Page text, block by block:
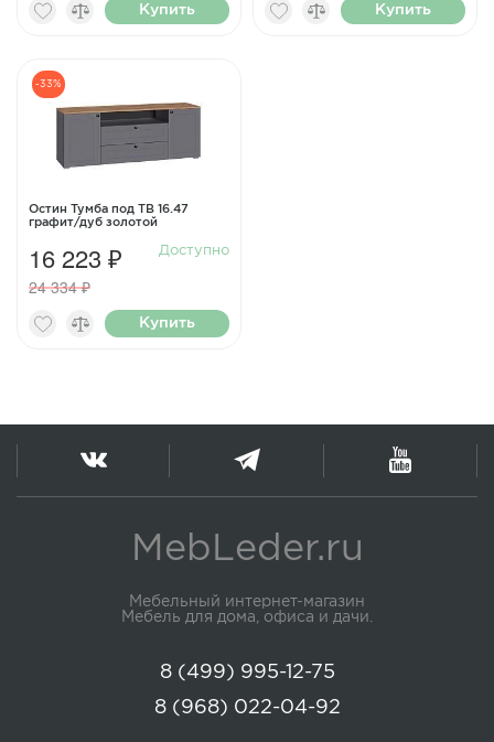
Купить Купить
-33%
Остин Тумба под ТВ 16.47
графит/дуб золотой
16 223 ₽
24 334 ₽
Доступно
Купить
MebLeder.ru
Мебельный интернет-магазин
Мебель для дома, офиса и дачи.
8 (499) 995-12-75
8 (968) 022-04-92